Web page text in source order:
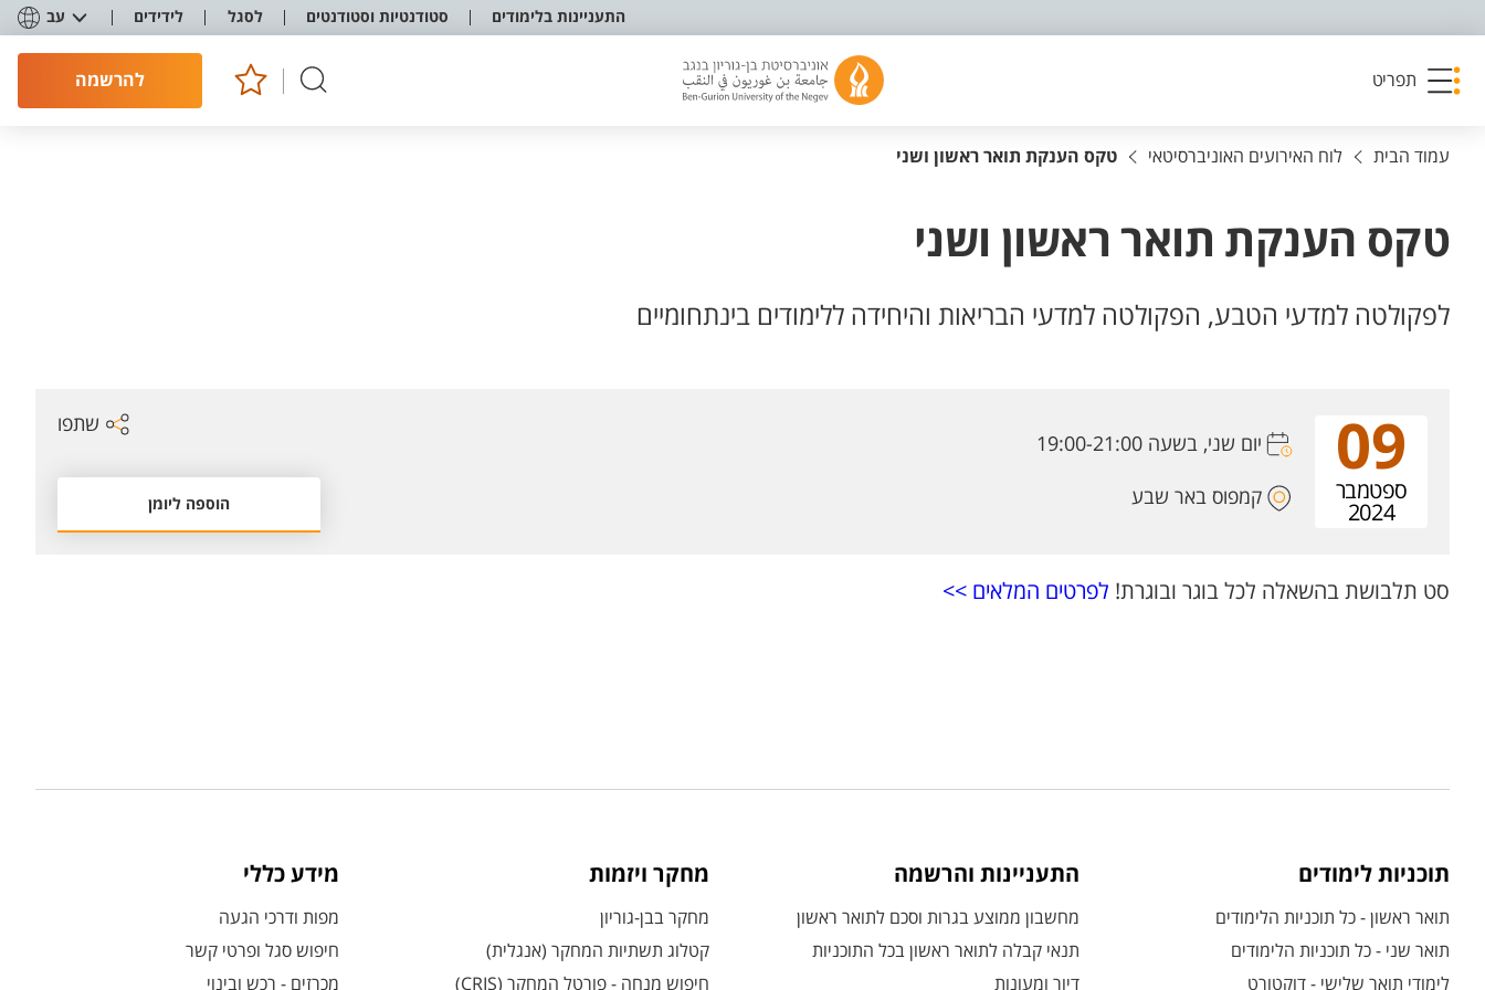
התעניינות בלימודים סטודנטיות וסטודנטים לסגל לידידים עב
תפריט להרשמה
עמוד הבית לוח האירועים האוניברסיטאי טקס הענקת תואר ראשון ושני
טקס הענקת תואר ראשון ושני
לפקולטה למדעי הטבע, הפקולטה למדעי הבריאות והיחידה ללימודים בינתחומיים
09
ספטמבר
2024
יום שני, בשעה 19:00-21:00
קמפוס באר שבע
שתפו
הוספה ליומן
סט תלבושת בהשאלה לכל בוגר ובוגרת! לפרטים המלאים >>
תוכניות לימודים
תואר ראשון - כל תוכניות הלימודים
תואר שני - כל תוכניות הלימודים
לימודי תואר שלישי - דוקטורט
התעניינות והרשמה
מחשבון ממוצע בגרות וסכם לתואר ראשון
תנאי קבלה לתואר ראשון בכל התוכניות
דיור ומעונות
מחקר ויזמות
מחקר בבן-גוריון
קטלוג תשתיות המחקר (אנגלית)
חיפוש מנחה - פורטל המחקר (CRIS)
מידע כללי
מפות ודרכי הגעה
חיפוש סגל ופרטי קשר
מכרזים - רכש ובינוי